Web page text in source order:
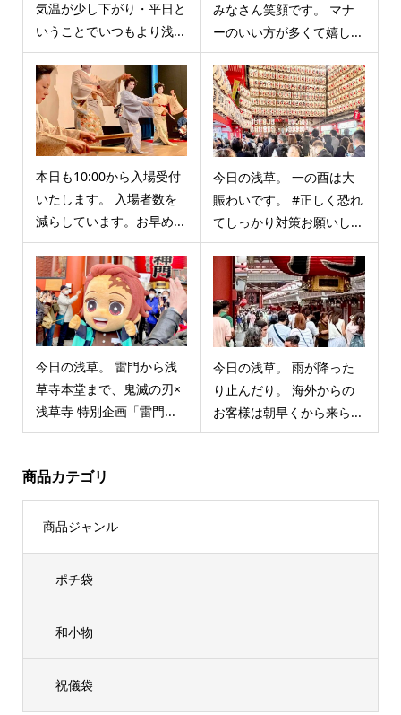
気温が少し下がり・平日と
いうことでいつもより浅...
みなさん笑顔です。 マナ
ーのいい方が多くて嬉し...
本日も10:00から入場受付
いたします。 入場者数を
減らしています。お早め...
今日の浅草。 一の酉は大
賑わいです。 #正しく恐れ
てしっかり対策お願いし...
今日の浅草。 雷門から浅
草寺本堂まで、鬼滅の刃×
浅草寺 特別企画「雷門...
今日の浅草。 雨が降った
り止んだり。 海外からの
お客様は朝早くから来ら...
商品カテゴリ
商品ジャンル
ポチ袋
和小物
祝儀袋